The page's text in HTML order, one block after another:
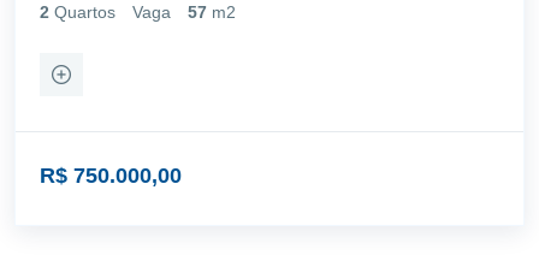
2 Quartos Vaga 57 m2
R$ 750.000,00